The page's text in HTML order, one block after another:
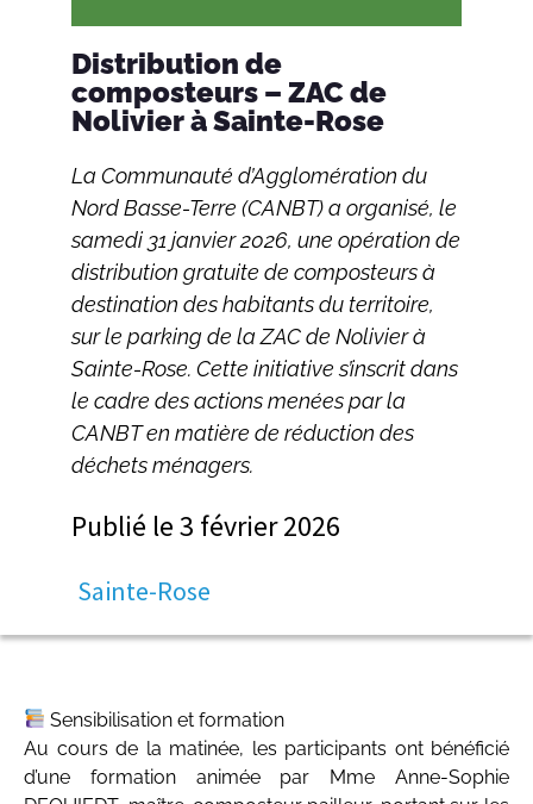
Distribution de
composteurs – ZAC de
Nolivier à Sainte-Rose
La Communauté d’Agglomération du
Nord Basse-Terre (CANBT) a organisé, le
samedi 31 janvier 2026, une opération de
distribution gratuite de composteurs à
destination des habitants du territoire,
sur le parking de la ZAC de Nolivier à
Sainte-Rose. Cette initiative s’inscrit dans
le cadre des actions menées par la
CANBT en matière de réduction des
déchets ménagers.
Publié le3 février 2026
Sainte-Rose
Sensibilisation et formation
Au cours de la matinée, les participants ont bénéficié
d’une formation animée par Mme Anne-Sophie